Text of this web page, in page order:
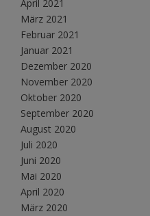
April 2021
März 2021
Februar 2021
Januar 2021
Dezember 2020
November 2020
Oktober 2020
September 2020
August 2020
Juli 2020
Juni 2020
Mai 2020
April 2020
März 2020